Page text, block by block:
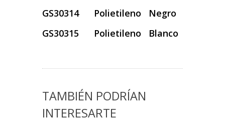
GS30314Polietileno Negro
GS30315 Polietileno Blanco
TAMBIÉN PODRÍAN
INTERESARTE